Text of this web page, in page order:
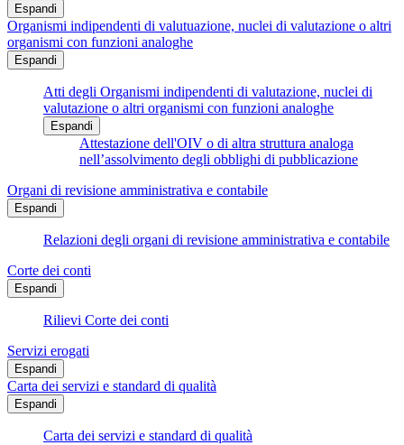
Espandi
Organismi indipendenti di valutuazione, nuclei di valutazione o altri
organismi con funzioni analoghe
Espandi
Atti degli Organismi indipendenti di valutazione, nuclei di
valutazione o altri organismi con funzioni analoghe
Espandi
Attestazione dell'OIV o di altra struttura analoga
nell’assolvimento degli obblighi di pubblicazione
Organi di revisione amministrativa e contabile
Espandi
Relazioni degli organi di revisione amministrativa e contabile
Corte dei conti
Espandi
Rilievi Corte dei conti
Servizi erogati
Espandi
Carta dei servizi e standard di qualità
Espandi
Carta dei servizi e standard di qualità